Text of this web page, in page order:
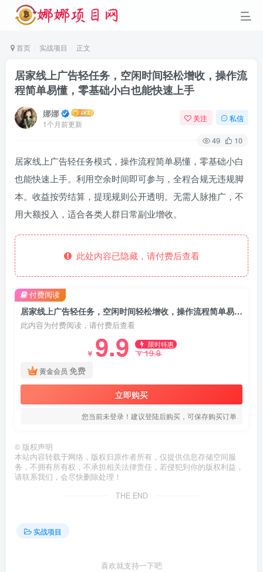
首页 实战项目 正文
居家线上广告轻任务，空闲时间轻松增收，操作流
程简单易懂，零基础小白也能快速上手
娜娜
1个月前更新
关注 私信
49 10
居家线上广告轻任务模式，操作流程简单易懂，零基础小白
也能快速上手。利用空余时间即可参与，全程合规无违规脚
本。收益按劳结算，提现规则公开透明。无需人脉推广，不
用大额投入，适合各类人群日常副业增收。
此处内容已隐藏，请付费后查看
居家线上广告轻任务，空闲时间轻松增收，操作流程简单易懂，零基础小白也能快速上手
此内容为付费阅读，请付费后查看
￥ 9.9 限时特惠
￥19.9
黄金会员 免费
立即购买
您当前未登录！建议登陆后购买，可保存购买订单
付费阅读
© 版权声明
本站内容转载于网络，版权归原作者所有，仅提供信息存储空间服
务，不拥有所有权，不承担相关法律责任，若侵犯到你的版权利益，
请联系我们，会尽快删除处理！
THE END
实战项目
喜欢就支持一下吧